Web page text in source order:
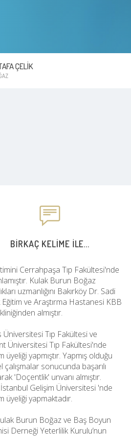
ÇELIK
BIRKAÇ KELIME ILE...
Cerrahpaşa Tıp Fakültesi'nde
Kulak Burun Boğaz
uzmanlığını Bakırköy Dr. Sadi
ve Araştırma Hastanesi KBB
almıştır.
Üniversitesi Tıp Fakültesi ve
Üniversitesi Tıp Fakültesi'nde
üyeliği yapmıştır. Yapmış olduğu
çalışmalar sonucunda başarılı
'Doçentlik' unvanı almıştır.
Gelişim Üniversitesi 'nde
üyeliği yapmaktadır.
Burun Boğaz ve Baş Boyun
Derneği Yeterlilik Kurulu’nun